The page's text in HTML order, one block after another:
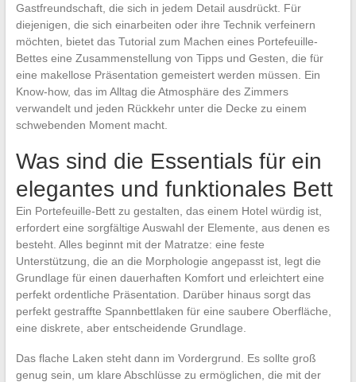
Gastfreundschaft, die sich in jedem Detail ausdrückt. Für
diejenigen, die sich einarbeiten oder ihre Technik verfeinern
möchten, bietet das Tutorial zum Machen eines Portefeuille-
Bettes eine Zusammenstellung von Tipps und Gesten, die für
eine makellose Präsentation gemeistert werden müssen. Ein
Know-how, das im Alltag die Atmosphäre des Zimmers
verwandelt und jeden Rückkehr unter die Decke zu einem
schwebenden Moment macht.
Was sind die Essentials für ein
elegantes und funktionales Bett
Ein Portefeuille-Bett zu gestalten, das einem Hotel würdig ist,
erfordert eine sorgfältige Auswahl der Elemente, aus denen es
besteht. Alles beginnt mit der Matratze: eine feste
Unterstützung, die an die Morphologie angepasst ist, legt die
Grundlage für einen dauerhaften Komfort und erleichtert eine
perfekt ordentliche Präsentation. Darüber hinaus sorgt das
perfekt gestraffte Spannbettlaken für eine saubere Oberfläche,
eine diskrete, aber entscheidende Grundlage.
Das flache Laken steht dann im Vordergrund. Es sollte groß
genug sein, um klare Abschlüsse zu ermöglichen, die mit der